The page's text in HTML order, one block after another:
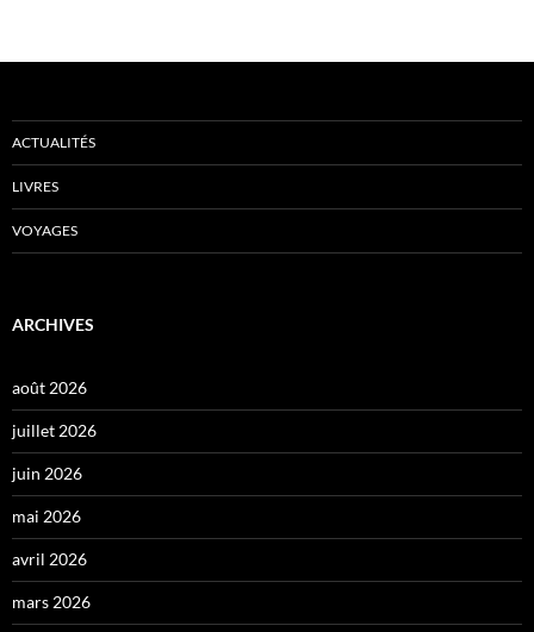
ACTUALITÉS
LIVRES
VOYAGES
ARCHIVES
août 2026
juillet 2026
juin 2026
mai 2026
avril 2026
mars 2026